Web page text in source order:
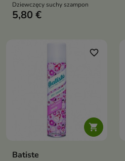
Dziewczęcy suchy szampon
5,80 €

favorite_border
Batiste